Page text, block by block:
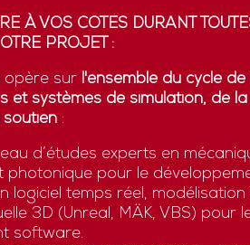
À VOS CÔTÉS DURANT
PROJET :
opère sur l'ensemble du cycle de
et systèmes de simulation, de la
:
d’études experts en
photonique pour le
logiciel temps réel, modélisation
3D (Unreal, MÄK, VBS) pour
software.